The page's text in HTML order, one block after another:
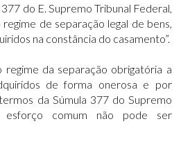
do E. Supremo Tribunal Federal,
de separação legal de bens,
na constância do casamento”.
regime da separação obrigatória a
de forma onerosa e por
da Súmula 377 do Supremo
esforço comum não pode ser